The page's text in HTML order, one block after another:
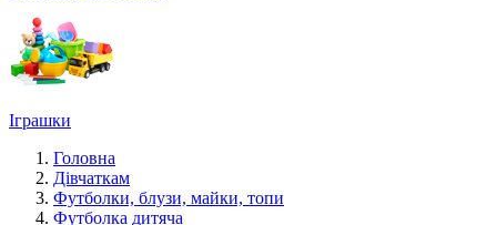
Іграшки
Головна
Дівчаткам
Футболки, блузи, майки, топи
Футболка дитяча